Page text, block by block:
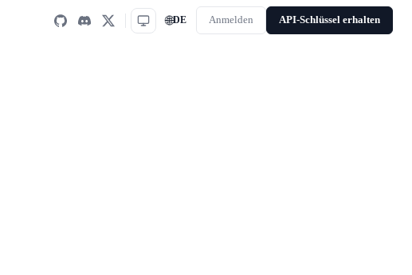
🌐DE Anmelden API-Schlüssel erhalten